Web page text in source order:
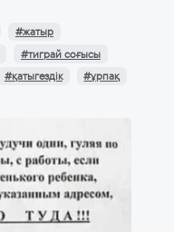
#жатыр
#тиграй соғысы
#қатыгездік #ұрпақ